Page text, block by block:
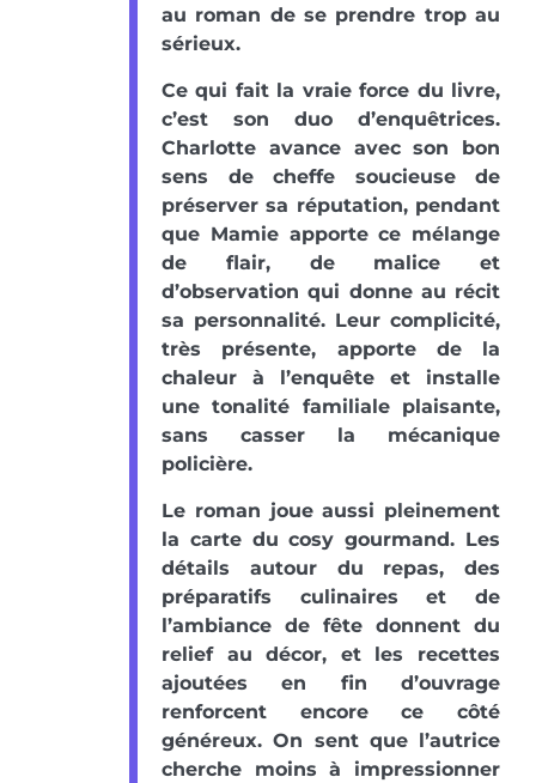
au roman de se prendre trop au
sérieux.
Ce qui fait la vraie force du livre,
c’est son duo d’enquêtrices.
Charlotte avance avec son bon
sens de cheffe soucieuse de
préserver sa réputation, pendant
que Mamie apporte ce mélange
de flair, de malice et
d’observation qui donne au récit
sa personnalité. Leur complicité,
très présente, apporte de la
chaleur à l’enquête et installe
une tonalité familiale plaisante,
sans casser la mécanique
policière.
Le roman joue aussi pleinement
la carte du cosy gourmand. Les
détails autour du repas, des
préparatifs culinaires et de
l’ambiance de fête donnent du
relief au décor, et les recettes
ajoutées en fin d’ouvrage
renforcent encore ce côté
généreux. On sent que l’autrice
cherche moins à impressionner